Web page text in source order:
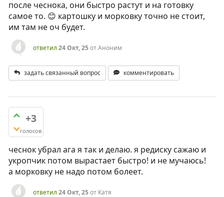
после чеснока, они быстро растут и на готовку
самое то. 😊 картошку и морковку точно не стоит,
им там не оч будет.
ответил 24 Окт, 25отАноним
задать связанный вопрос комментировать
+3
голосов
чеснок убрал ага я так и делаю. я редиску сажаю и
укропчик потом вырастает быстро! и не мучаюсь!
а морковку не надо потом болеет.
ответил 24 Окт, 25от Катя